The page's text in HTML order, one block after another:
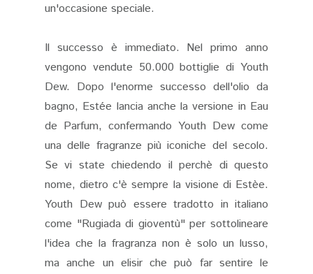
un'occasione speciale.
Il successo è immediato. Nel primo anno
vengono vendute 50.000 bottiglie di Youth
Dew. Dopo l'enorme successo dell'olio da
bagno, Estée lancia anche la versione in Eau
de Parfum, confermando Youth Dew come
una delle fragranze più iconiche del secolo.
Se vi state chiedendo il perchè di questo
nome, dietro c'è sempre la visione di Estèe.
Youth Dew può essere tradotto in italiano
come "Rugiada di gioventù" per sottolineare
l'idea che la fragranza non è solo un lusso,
ma anche un elisir che può far sentire le